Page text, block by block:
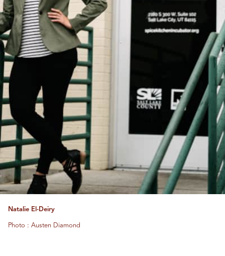
Natalie El-Deiry
Photo : Austen Diamond